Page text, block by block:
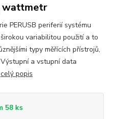
wattmetr
PERUSB periferií systému
variabilitou použití a to
typy měřících přístrojů,
a vstupní data
celý popis
58 ks